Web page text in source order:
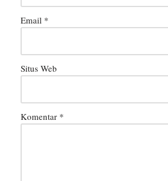
Email *
Situs Web
Komentar *